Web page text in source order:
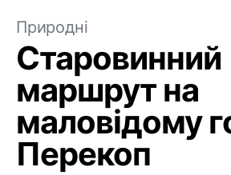
Природні
Старовинний
маршрут на
маловідому
Перекоп